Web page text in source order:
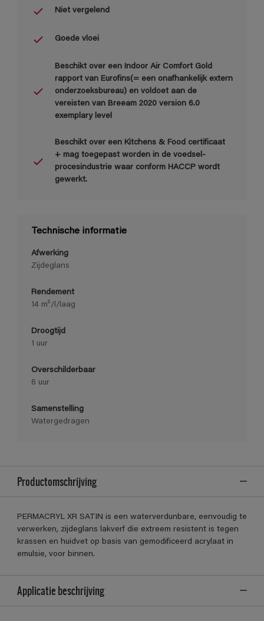
Niet vergelend
Goede vloei
Beschikt over een Indoor Air Comfort Gold
rapport van Eurofins(= een onafhankelijk extern
onderzoeksbureau) en voldoet aan de
vereisten van Breeam 2020 version 6.0
exemplary level
Beschikt over een Kitchens & Food certificaat
+ mag toegepast worden in de voedsel-
procesindustrie waar conform HACCP wordt
gewerkt.
Technische informatie
Afwerking
Zijdeglans
Rendement
14 m²/l/laag
Droogtijd
1 uur
Overschilderbaar
6 uur
Samenstelling
Watergedragen
Productomschrijving
PERMACRYL XR SATIN is een waterverdunbare, eenvoudig te
verwerken, zijdeglans lakverf die extreem resistent is tegen
krassen en huidvet op basis van gemodificeerd acrylaat in
emulsie, voor binnen.
Applicatie beschrijving